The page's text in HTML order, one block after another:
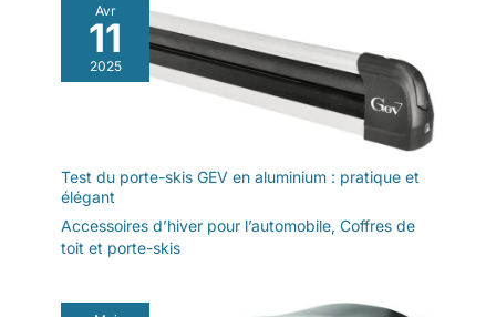
Avr
11
2025
Test du porte-skis GEV en aluminium : pratique et
élégant
Accessoires d’hiver pour l’automobile, Coffres de
toit et porte-skis